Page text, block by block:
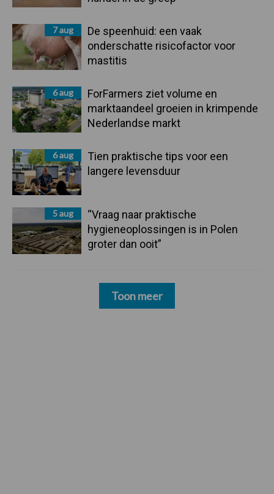
7 aug
De speenhuid: een vaak
onderschatte risicofactor voor
mastitis
6 aug
ForFarmers ziet volume en
marktaandeel groeien in krimpende
Nederlandse markt
6 aug
Tien praktische tips voor een
langere levensduur
5 aug
“Vraag naar praktische
hygieneoplossingen is in Polen
groter dan ooit”
Toon meer